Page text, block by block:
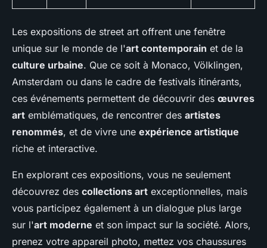
Les expositions de street art offrent une fenêtre
unique sur le monde de l'art contemporain et de la
culture urbaine. Que ce soit à Monaco, Völklingen,
Amsterdam ou dans le cadre de festivals itinérants,
ces événements permettent de découvrir des œuvres
art emblématiques, de rencontrer des artistes
renommés, et de vivre une expérience artistique
riche et interactive.
En explorant ces expositions, vous ne seulement
découvrez des collections art exceptionnelles, mais
vous participez également à un dialogue plus large
sur l'art moderne et son impact sur la société. Alors,
prenez votre appareil photo, mettez vos chaussures